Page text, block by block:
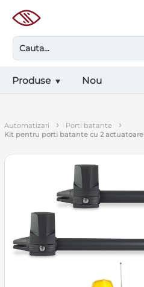
Produse Nou
automatizari › porti batante ›
kit pentru porti batante cu 2 actuatoare